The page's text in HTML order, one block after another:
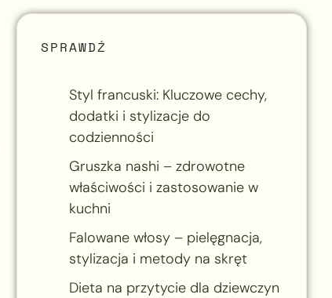
SPRAWDŹ
Styl francuski: Kluczowe cechy,
dodatki i stylizacje do
codzienności
Gruszka nashi – zdrowotne
właściwości i zastosowanie w
kuchni
Falowane włosy – pielęgnacja,
stylizacja i metody na skręt
Dieta na przytycie dla dziewczyn